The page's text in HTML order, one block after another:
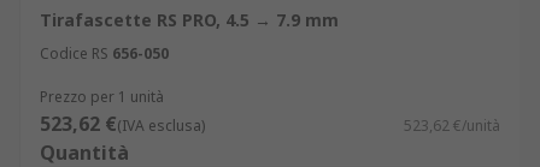
Tirafascette RS PRO, 4.5 → 7.9 mm
Codice RS 656-050
Prezzo per 1 unità
523,62 €(IVA esclusa) 523,62 €/unità
Quantità